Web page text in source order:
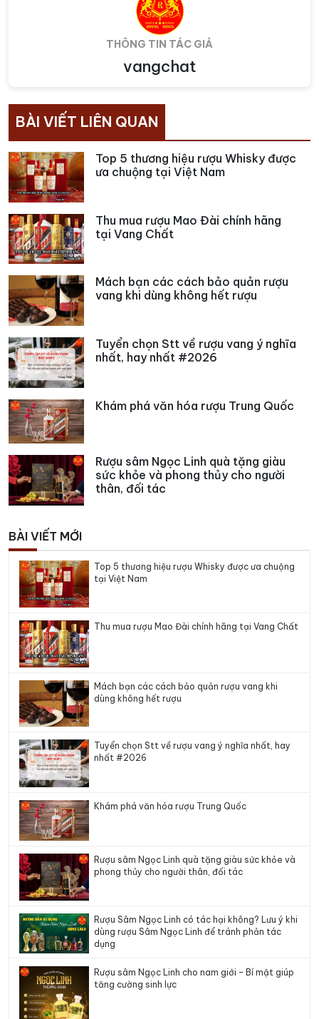
THÔNG TIN TÁC GIẢ
vangchat
BÀI VIẾT LIÊN QUAN
Top 5 thương hiệu rượu Whisky được
ưa chuộng tại Việt Nam
Thu mua rượu Mao Đài chính hãng
tại Vang Chất
Mách bạn các cách bảo quản rượu
vang khi dùng không hết rượu
Tuyển chọn Stt về rượu vang ý nghĩa
nhất, hay nhất #2026
Khám phá văn hóa rượu Trung Quốc
Rượu sâm Ngọc Linh quà tặng giàu
sức khỏe và phong thủy cho người
thân, đối tác
BÀI VIẾT MỚI
Top 5 thương hiệu rượu Whisky được ưa chuộng
tại Việt Nam
Thu mua rượu Mao Đài chính hãng tại Vang Chất
Mách bạn các cách bảo quản rượu vang khi
dùng không hết rượu
Tuyển chọn Stt về rượu vang ý nghĩa nhất, hay
nhất #2026
Khám phá văn hóa rượu Trung Quốc
Rượu sâm Ngọc Linh quà tặng giàu sức khỏe và
phong thủy cho người thân, đối tác
Rượu Sâm Ngọc Linh có tác hại không? Lưu ý khi
dùng rượu Sâm Ngọc Linh để tránh phản tác
dụng
Rượu sâm Ngọc Linh cho nam giới – Bí mật giúp
tăng cường sinh lực